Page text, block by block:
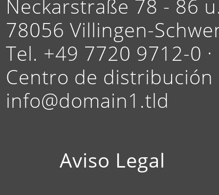
Neckarstraße 78 - 86
78056 Villingen-
Tel. +49 7720 9712-0 ·
Centro de distribución
info@domain1.tld
Aviso Legal